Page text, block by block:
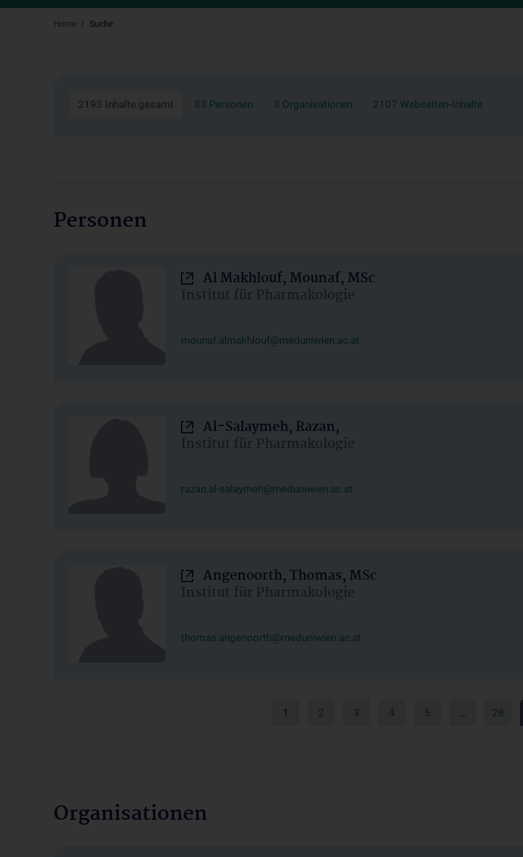
Home Suche
2193 Inhalte gesamt 83 Personen 3 Organisationen 2107 Webseiten-Inhalte
Personen
Al Makhlouf, Mounaf, MSc
Institut für Pharmakologie
mounaf.almakhlouf@meduniwien.ac.at
Al-Salaymeh, Razan,
Institut für Pharmakologie
razan.al-salaymeh@meduniwien.ac.at
Angenoorth, Thomas, MSc
Institut für Pharmakologie
thomas.angenoorth@meduniwien.ac.at
1 2 3 4 5 … 28
Organisationen